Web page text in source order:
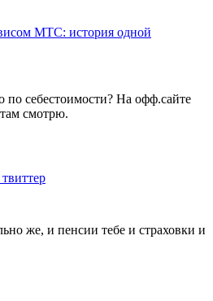
МТС: история одной
по себестоимости? На офф.сайте
смотрю.
же, и пенсии тебе и страховки и